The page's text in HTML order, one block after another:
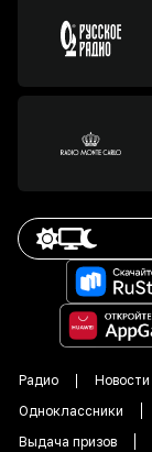
Радио Новости
Одноклассники
Выдача призов